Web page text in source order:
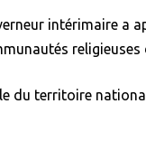
intérimaire a
religieuses
du territoire